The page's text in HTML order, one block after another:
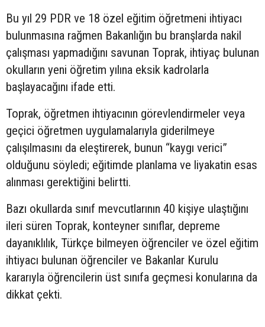
Bu yıl 29 PDR ve 18 özel eğitim öğretmeni ihtiyacı
bulunmasına rağmen Bakanlığın bu branşlarda nakil
çalışması yapmadığını savunan Toprak, ihtiyaç bulunan
okulların yeni öğretim yılına eksik kadrolarla
başlayacağını ifade etti.
Toprak, öğretmen ihtiyacının görevlendirmeler veya
geçici öğretmen uygulamalarıyla giderilmeye
çalışılmasını da eleştirerek, bunun “kaygı verici”
olduğunu söyledi; eğitimde planlama ve liyakatin esas
alınması gerektiğini belirtti.
Bazı okullarda sınıf mevcutlarının 40 kişiye ulaştığını
ileri süren Toprak, konteyner sınıflar, depreme
dayanıklılık, Türkçe bilmeyen öğrenciler ve özel eğitim
ihtiyacı bulunan öğrenciler ve Bakanlar Kurulu
kararıyla öğrencilerin üst sınıfa geçmesi konularına da
dikkat çekti.